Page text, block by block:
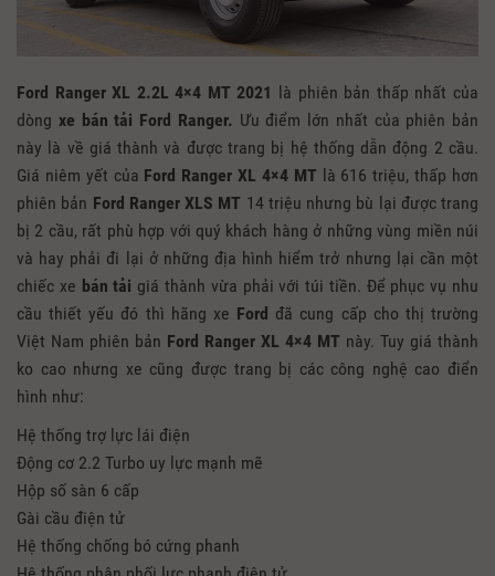
Ford Ranger XL 2.2L 4×4 MT 2021 là phiên bản thấp nhất của
dòng xe bán tải Ford Ranger. Ưu điểm lớn nhất của phiên bản
này là về giá thành và được trang bị hệ thống dẫn động 2 cầu.
Giá niêm yết của Ford Ranger XL 4×4 MT là 616 triệu, thấp hơn
phiên bản Ford Ranger XLS MT 14 triệu nhưng bù lại được trang
bị 2 cầu, rất phù hợp với quý khách hàng ở những vùng miền núi
và hay phải đi lại ở những địa hình hiểm trở nhưng lại cần một
chiếc xe bán tải giá thành vừa phải với túi tiền. Để phục vụ nhu
cầu thiết yếu đó thì hãng xe Ford đã cung cấp cho thị trường
Việt Nam phiên bản Ford Ranger XL 4×4 MT này. Tuy giá thành
ko cao nhưng xe cũng được trang bị các công nghệ cao điển
hình như:
Hệ thống trợ lực lái điện
Động cơ 2.2 Turbo uy lực mạnh mẽ
Hộp số sàn 6 cấp
Gài cầu điện tử
Hệ thống chống bó cứng phanh